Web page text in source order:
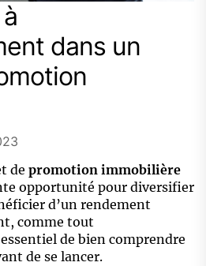
dans un
de promotion immobilière
opportunité pour diversifier
d’un rendement
comme tout
de bien comprendre
de se lancer.